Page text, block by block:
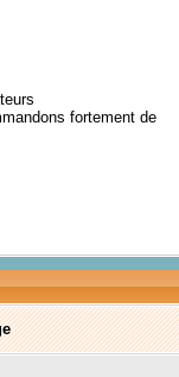
fortement de